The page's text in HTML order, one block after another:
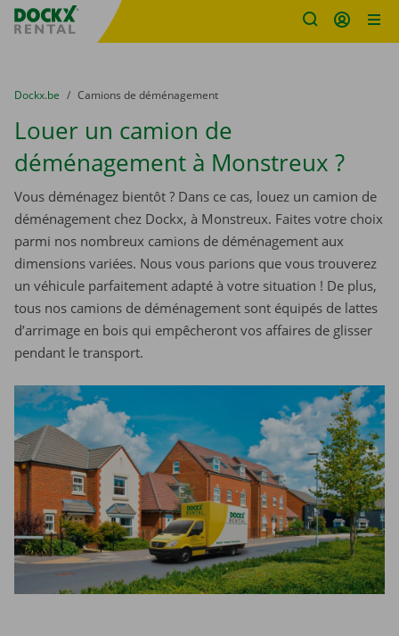
sitename
You are here:
du
Dockx.be to
Camions de déménagement
Louer un camion de
déménagement à Monstreux ?
Vous déménagez bientôt ? Dans ce cas, louez un camion de
déménagement chez Dockx, à Monstreux. Faites votre choix
parmi nos nombreux camions de déménagement aux
dimensions variées. Nous vous parions que vous trouverez
un véhicule parfaitement adapté à votre situation ! De plus,
tous nos camions de déménagement sont équipés de lattes
d’arrimage en bois qui empêcheront vos affaires de glisser
pendant le transport.